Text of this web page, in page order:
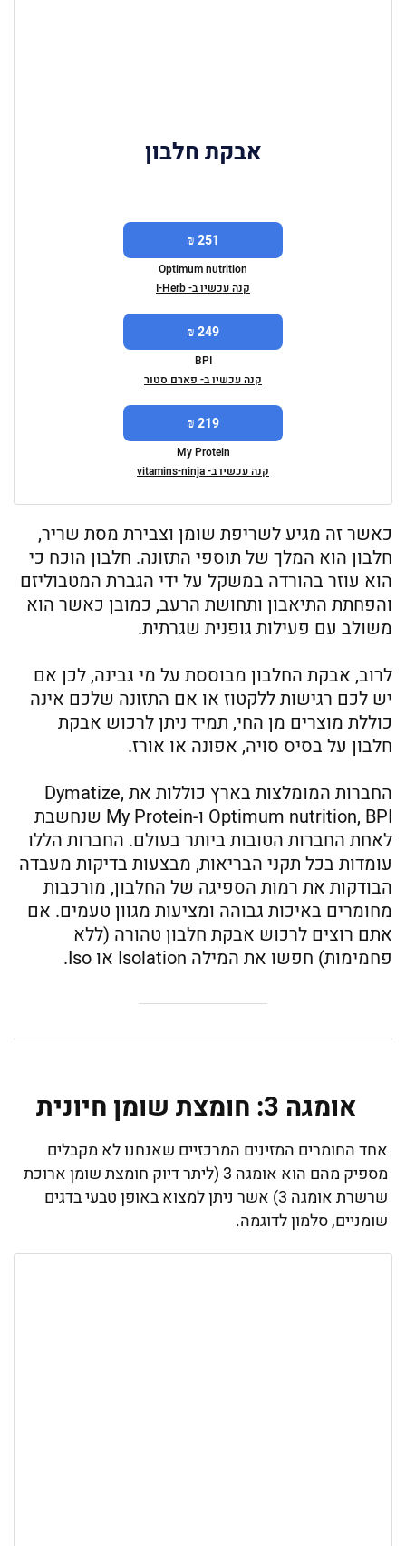
אבקת חלבון
251 ₪
Optimum nutrition
קנה עכשיו ב- I-Herb
249 ₪
BPI
קנה עכשיו ב- פארם סטור
219 ₪
My Protein
קנה עכשיו ב- vitamins-ninja
כאשר זה מגיע לשריפת שומן וצבירת מסת שריר,
חלבון הוא המלך של תוספי התזונה. חלבון הוכח כי
הוא עוזר בהורדה במשקל על ידי הגברת המטבוליזם
והפחתת התיאבון ותחושת הרעב, כמובן כאשר הוא
משולב עם פעילות גופנית שגרתית.
לרוב, אבקת החלבון מבוססת על מי גבינה, לכן אם
יש לכם רגישות ללקטוז או אם התזונה שלכם אינה
כוללת מוצרים מן החי, תמיד ניתן לרכוש אבקת
חלבון על בסיס סויה, אפונה או אורז.
החברות המומלצות בארץ כוללות את Dymatize,
Optimum nutrition, BPI ו-My Protein שנחשבת
לאחת החברות הטובות ביותר בעולם. החברות הללו
עומדות בכל תקני הבריאות, מבצעות בדיקות מעבדה
הבודקות את רמות הספיגה של החלבון, מורכבות
מחומרים באיכות גבוהה ומציעות מגוון טעמים. אם
אתם רוצים לרכוש אבקת חלבון טהורה (ללא
פחמימות) חפשו את המילה Isolation או Iso.
אומגה 3: חומצת שומן חיונית
אחד החומרים המזינים המרכזיים שאנחנו לא מקבלים
מספיק מהם הוא אומגה 3 (ליתר דיוק חומצת שומן ארוכת
שרשרת אומגה 3) אשר ניתן למצוא באופן טבעי בדגים
שומניים, סלמון לדוגמה.